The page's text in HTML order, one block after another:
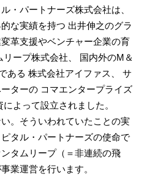
・パートナーズ株式会社は、
な実績を持つ 出井伸之のグラ
革支援やベンチャー企業の育
ープ株式会社、 国内外のM＆
ある 株式会社アイファス、 サ
ターの コマエンタープライズ
よって設立されました。
。そういわれていたことの実
タル・パートナーズの使命で
タムリープ（＝非連続の飛
業運営を行います。